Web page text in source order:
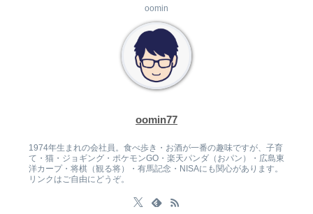
oomin
oomin77
1974年生まれの会社員。食べ歩き・お酒が一番の趣味ですが、子育
て・猫・ジョギング・ポケモンGO・楽天パンダ（おパン）・広島東
洋カープ・将棋（観る将）・有馬記念・NISAにも関心があります。
リンクはご自由にどうぞ。